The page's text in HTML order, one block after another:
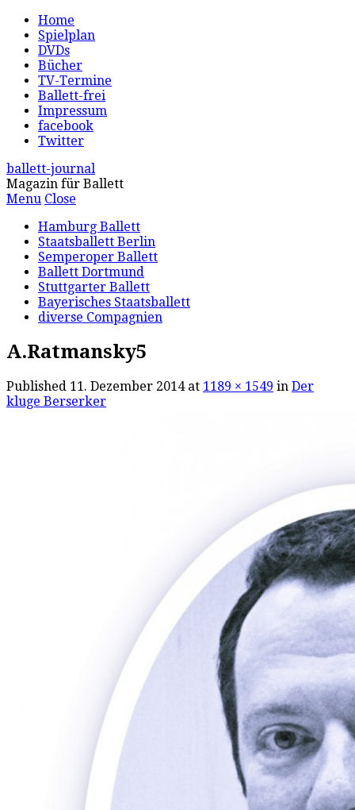
Home
Spielplan
DVDs
Bücher
TV-Termine
Ballett-frei
Impressum
facebook
Twitter
ballett-journal
Magazin für Ballett
Menu Close
Hamburg Ballett
Staatsballett Berlin
Semperoper Ballett
Ballett Dortmund
Stuttgarter Ballett
Bayerisches Staatsballett
diverse Compagnien
A.Ratmansky5
Published 11. Dezember 2014at 1189 × 1549 in Der
kluge Berserker